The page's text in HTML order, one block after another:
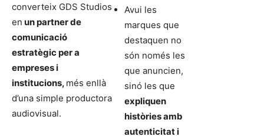
converteix GDS Studios
en un partner de
comunicació
estratègic per a
empreses i
institucions, més enllà
d’una simple productora
audiovisual.
Avui les
marques que
destaquen no
són només les
que anuncien,
sinó les que
expliquen
històries amb
autenticitat i